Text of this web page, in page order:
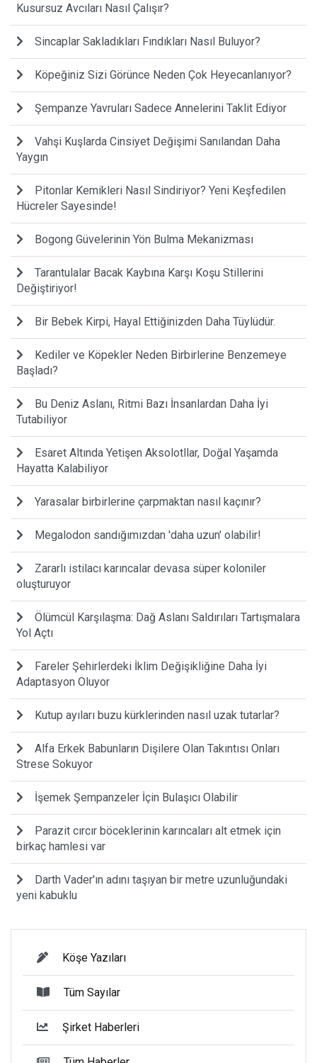
Kusursuz Avcıları Nasıl Çalışır?
Sincaplar Sakladıkları Fındıkları Nasıl Buluyor?
Köpeğiniz Sizi Görünce Neden Çok Heyecanlanıyor?
Şempanze Yavruları Sadece Annelerini Taklit Ediyor
Vahşi Kuşlarda Cinsiyet Değişimi Sanılandan Daha
Yaygın
Pitonlar Kemikleri Nasıl Sindiriyor? Yeni Keşfedilen
Hücreler Sayesinde!
Bogong Güvelerinin Yön Bulma Mekanizması
Tarantulalar Bacak Kaybına Karşı Koşu Stillerini
Değiştiriyor!
Bir Bebek Kirpi, Hayal Ettiğinizden Daha Tüylüdür.
Kediler ve Köpekler Neden Birbirlerine Benzemeye
Başladı?
Bu Deniz Aslanı, Ritmi Bazı İnsanlardan Daha İyi
Tutabiliyor
Esaret Altında Yetişen Aksolotllar, Doğal Yaşamda
Hayatta Kalabiliyor
Yarasalar birbirlerine çarpmaktan nasıl kaçınır?
Megalodon sandığımızdan 'daha uzun' olabilir!
Zararlı istilacı karıncalar devasa süper koloniler
oluşturuyor
Ölümcül Karşılaşma: Dağ Aslanı Saldırıları Tartışmalara
Yol Açtı
Fareler Şehirlerdeki İklim Değişikliğine Daha İyi
Adaptasyon Oluyor
Kutup ayıları buzu kürklerinden nasıl uzak tutarlar?
Alfa Erkek Babunların Dişilere Olan Takıntısı Onları
Strese Sokuyor
İşemek Şempanzeler İçin Bulaşıcı Olabilir
Parazit cırcır böceklerinin karıncaları alt etmek için
birkaç hamlesi var
Darth Vader'ın adını taşıyan bir metre uzunluğundaki
yeni kabuklu
Köşe Yazıları
Tüm Sayılar
Şirket Haberleri